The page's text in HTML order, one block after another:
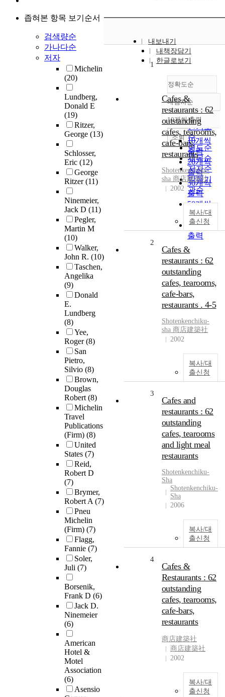
좁혀본 항목 보기순서
검색량순
가나다순
저자
Michelin
(20)
Lundberg,
Donald E
(19)
Ritzer,
George (13)
Schlosser,
Eric (12)
George
Ritzer(11)
Ninemeier,
Jack D (11)
Pegler,
Martin M
(10)
Walker,
John R. (10)
Taschen,
Angelika
(9)
Donald
E.
Lundberg
(8)
Yee,
Roger(8)
San
Pietro,
Silvio (8)
Brown,
Douglas
Robert(8)
Michelin
Travel
Publications
(Firm) (8)
United
States (7)
Reid,
Robert D
(7)
Brymer,
Robert A(7)
Pneu
Michelin
(Firm) (7)
Flagg,
Fannie (7)
Soler,
Juli (7)
Borsenik,
Frank D (6)
Jack D.
Ninemeier
(6)
American
Hotel &
Motel
Association
(6)
Asensio
내보내기
내책장담기
한글로보기
정확도순
정확도
순
인기도
순
연도순
제목순
저자순
발행기
관순
내림차순
내림차순
10개씩 출력
10개씩
출력
20개씩
출력
30개씩
출력
50개씩
출력
100개씩
출력
조회
1
Cafes &
restaurants : 62
outstanding
cafes, tearooms,
cafe-bars,
restaurants
Shotenkenchiku-
sha 商店建築社
2002
복사/대
출신청
2
Cafes &
restaurants : 62
outstanding
cafes, tearooms,
cafe-bars,
restaurants . 4-5
Shotenkenchiku-
sha 商店建築社
2002
복사/대
출신청
3
Cafes and
restaurants : 62
outstanding
cafes, tearooms
and light meal
restaurants
Shotenkenchiku-
Sha
Shotenkenchiku-
Sha
2006
복사/대
출신청
4
Cafes &
Restaurants : 62
outstanding
cafes, tearooms,
cafe‐bars,
restaurants
商店建築社
商店建築社
2002
복사/대
출신청